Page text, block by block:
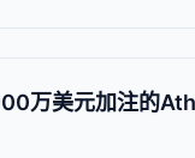
万美元加注的